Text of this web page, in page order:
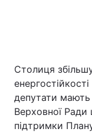
Столиця
депутати мають
Верховної Ради
підтримки